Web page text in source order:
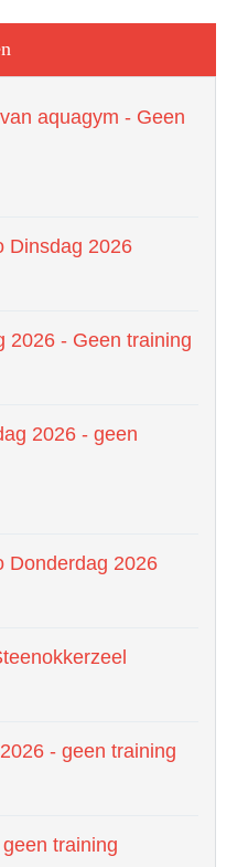
aquagym - Geen
Dinsdag 2026
2026 - Geen training
2026 - geen
Donderdag 2026
- geen training
training